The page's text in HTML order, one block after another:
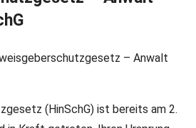
– Anwalt
(HinSchG) ist bereits am 2.